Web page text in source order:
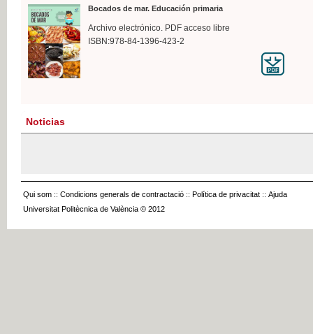
Bocados de mar. Educación primaria
Archivo electrónico. PDF acceso libre
ISBN:978-84-1396-423-2
Noticias
Qui som :: Condicions generals de contractació :: Política de privacitat :: Ajuda
Universitat Politècnica de València © 2012